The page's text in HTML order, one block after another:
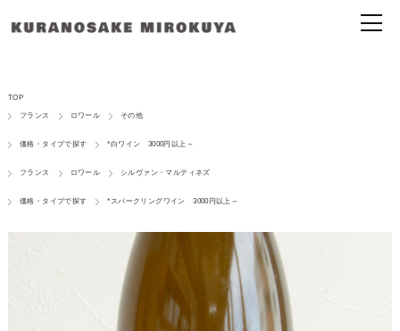
TOP
フランス ロワール その他
価格・タイプで探す *白ワイン 3000円以上～
フランス ロワール シルヴァン・マルティネズ
価格・タイプで探す *スパークリングワイン 3000円以上～